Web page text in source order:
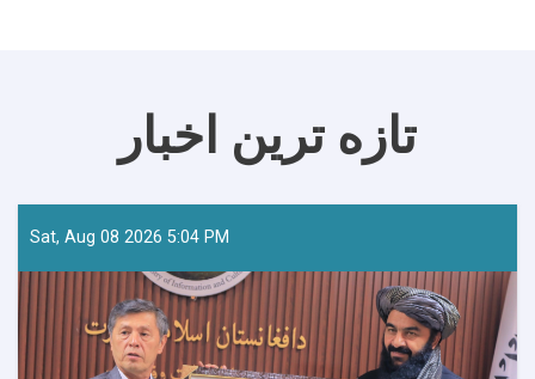
تازه ترین اخبار
Sat, Aug 08 2026 5:04 PM